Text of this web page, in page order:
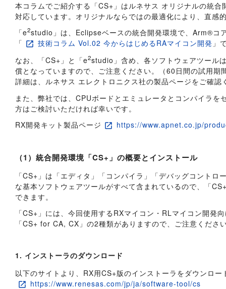
本コラムでご紹介する「CS+」はルネサス オリジナルの統
対応しています。オリジナルならではの最適化により、直感
「e2studio」は、Eclipseベースの統合開発環境で、Arm®コ
「
技術コラム Vol.02 今からはじめるRAマイコン開発 」
なお、「CS+」と「e2studio」含め、各ソフトウェアツール
償となっていますので、ご注意ください。（60日間の試用期
詳細は、ルネサス エレクトロニクス社の製品ページをご確認
また、弊社では、CPUボードとエミュレータとコンパイラ
方はご検討いただければ幸いです。
RX開発キット製品ページ
https://www.apnet.co.jp/
（1）統合開発環境「CS+」の概要とインストール
「CS+」は「エディタ」「コンパイラ」「デバッグコント
な基本ソフトウェアツールがすべて含まれているので、「
できます。
「CS+」には、今回使用するRXマイコン・RLマイコン開
「CS+ for CA, CX」の2種類がありますので、ご注意くださ
1. インストーラのダウンロード
以下のサイトより、RX用CS+版のインストーラをダウンロー
https://www.renesas.com/jp/ja/software-tool/cs